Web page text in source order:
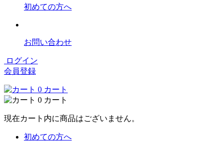
初めての方へ
お問い合わせ
ログイン
会員登録
0 カート
0 カート
現在カート内に商品はございません。
初めての方へ